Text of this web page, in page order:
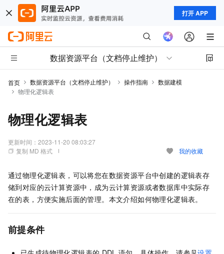
打开 APP
数据资源平台（文档停止维护）
首页 数据资源平台（文档停止维护） 操作指南
数据建模
物理化逻辑表
物理化逻辑表
更新时间： 2023-11-20 08:03:27
复制 MD 格式
我的收藏
通过物理化逻辑表，可以将您在数据资源平台中创建的逻辑表存
储到对应的云计算资源中，成为云计算资源或者数据库中实际存
在的表，方便实施后面的管理。本文介绍如何物理化逻辑表。
前提条件